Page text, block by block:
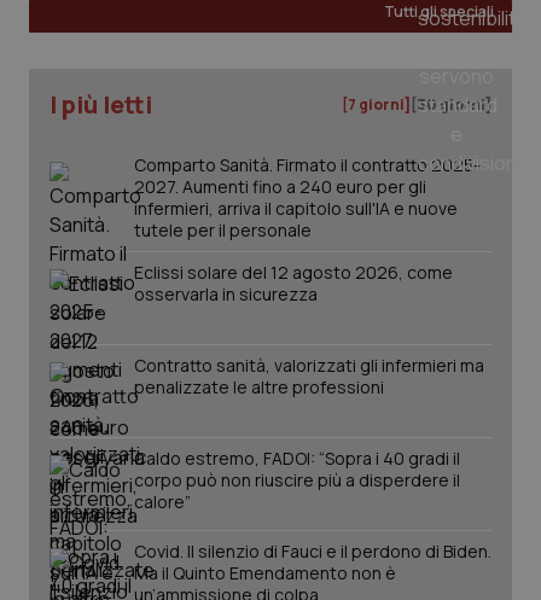
Tutti gli speciali
I più letti [7 giorni] [30 giorni]
Comparto Sanità. Firmato il contratto 2025-
2027. Aumenti fino a 240 euro per gli
infermieri, arriva il capitolo sull'IA e nuove
tutele per il personale
Eclissi solare del 12 agosto 2026, come
osservarla in sicurezza
Contratto sanità, valorizzati gli infermieri ma
penalizzate le altre professioni
Caldo estremo, FADOI: “Sopra i 40 gradi il
corpo può non riuscire più a disperdere il
calore”
Covid. Il silenzio di Fauci e il perdono di Biden.
Ma il Quinto Emendamento non è
un’ammissione di colpa
PHPSESSID
PHP.net
www.quotidianosanita.it